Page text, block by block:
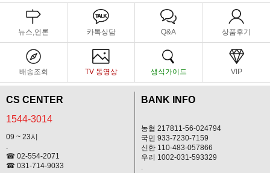
뉴스,언론 카톡상담 Q&A 상품후기
배송조회 TV 동영상 생식가이드 VIP
CS CENTER
1544-3014
09 ~ 23시
.
☎ 02-554-2071
☎ 031-714-9033
BANK INFO
농협 217811-56-024794
국민 933-7230-7159
신한 110-483-057866
우리 1002-031-593329
.